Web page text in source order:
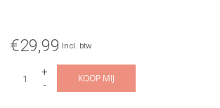
€29,99 Incl. btw
+
-
KOOP MIJ